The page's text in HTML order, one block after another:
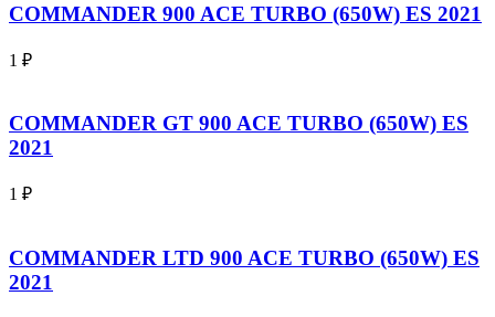
COMMANDER 900 ACE TURBO (650W) ES 2021
1 ₽
COMMANDER GT 900 ACE TURBO (650W) ES
2021
1 ₽
COMMANDER LTD 900 ACE TURBO (650W) ES
2021